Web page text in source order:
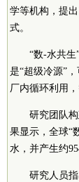
学等机构，提
式。
“数-水共
是“超级冷源”
厂内循环利用
研究团队
果显示，全球“
水，并产生约
研究人员